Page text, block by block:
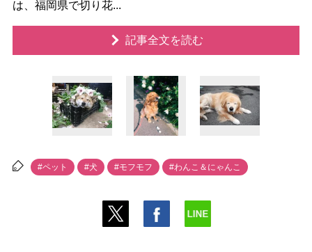
は、福岡県で切り花...
記事全文を読む
#ペット #犬 #モフモフ #わんこ＆にゃんこ